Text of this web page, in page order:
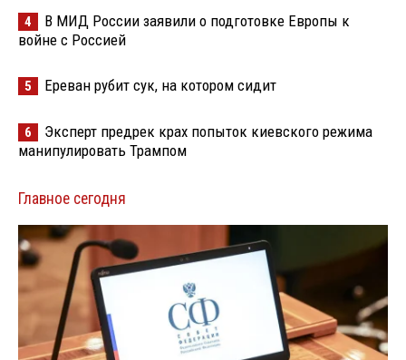
4
В МИД России заявили о подготовке Европы к
войне с Россией
5 Ереван рубит сук, на котором сидит
6
Эксперт предрек крах попыток киевского режима
манипулировать Трампом
Главное сегодня